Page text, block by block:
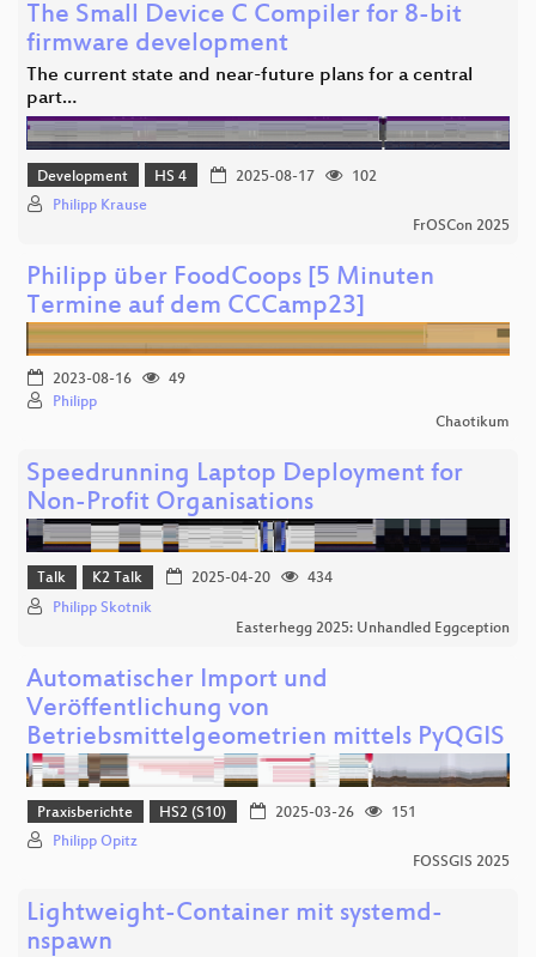
The Small Device C Compiler for 8-bit
firmware development
The current state and near-future plans for a central
part…
Development HS 4 2025-08-17
102
Philipp Krause
FrOSCon 2025
Philipp über FoodCoops [5 Minuten
Termine auf dem CCCamp23]
2023-08-16
49
Philipp
Chaotikum
Speedrunning Laptop Deployment for
Non-Profit Organisations
Talk K2 Talk 2025-04-20
434
Philipp Skotnik
Easterhegg 2025: Unhandled Eggception
Automatischer Import und
Veröffentlichung von
Betriebsmittelgeometrien mittels PyQGIS
Praxisberichte HS2 (S10) 2025-03-26
151
Philipp Opitz
FOSSGIS 2025
Lightweight-Container mit systemd-
nspawn